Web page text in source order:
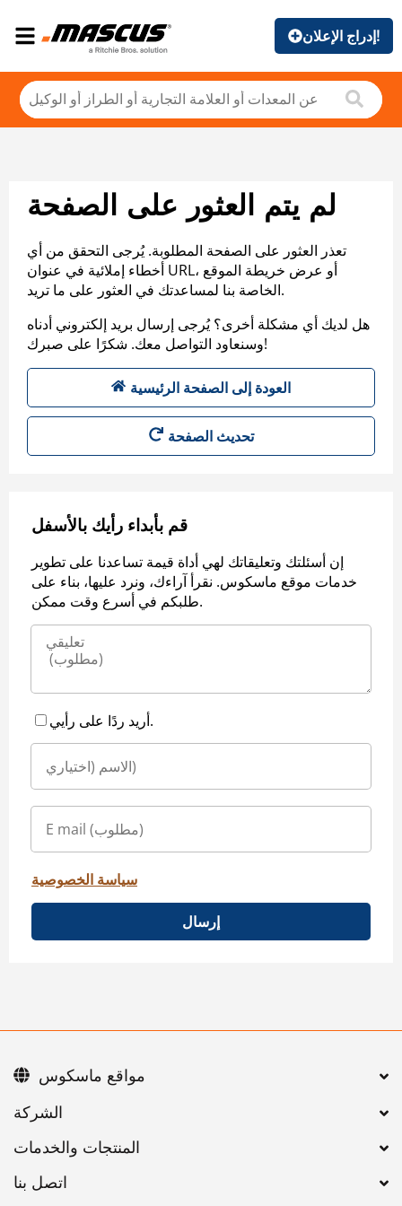
إدراج الإعلان!
لم يتم العثور على الصفحة
تعذر العثور على الصفحة المطلوبة. يُرجى التحقق من أي
أخطاء إملائية في عنوان URL، أو عرض خريطة الموقع
الخاصة بنا لمساعدتك في العثور على ما تريد.
هل لديك أي مشكلة أخرى؟ يُرجى إرسال بريد إلكتروني أدناه
وسنعاود التواصل معك. شكرًا على صبرك!
العودة إلى الصفحة الرئيسية
تحديث الصفحة
قم بأبداء رأيك بالأسفل
إن أسئلتك وتعليقاتك لهي أداة قيمة تساعدنا على تطوير
خدمات موقع ماسكوس. نقرأ آراءك، ونرد عليها، بناء على
طلبكم في أسرع وقت ممكن.
أريد ردًا على رأيي.
سياسة الخصوصية
إرسال
اتصل بنا
مواقع ماسكوس